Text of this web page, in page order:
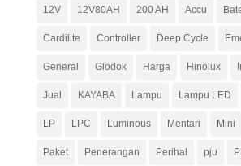
12V 12V80AH 200 AH Accu
Cardilite Controller Deep Cycle
General Glodok Harga Hinolux
Jual KAYABA Lampu Lampu LED
LP LPC Luminous Mentari Mini
Paket Penerangan Perihal pju